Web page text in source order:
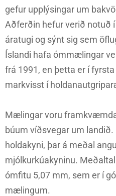
gefur upplýsingar um
Aðferðin hefur verið notuð
áratugi og sýnt sig sem
Íslandi hafa ómmælingar
frá 1991, en þetta er í
markvisst í
Mælingar voru
búum víðsvegar um
holdakyni, þar á meðal
mjólkurkúakyninu.
ómfitu 5,07 mm, sem er í
mælingum.